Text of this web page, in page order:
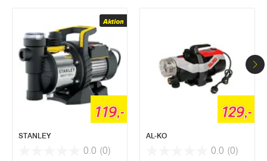
Aktion
119,-
STANLEY
0.0 (0)
129,-
AL-KO
0.0 (0)